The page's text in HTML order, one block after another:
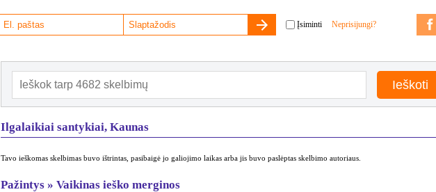
Įsiminti Neprisijungi?
Ilgalaikiai santykiai, Kaunas
Tavo ieškomas skelbimas buvo ištrintas, pasibaigė jo galiojimo laikas arba jis buvo paslėptas skelbimo autoriaus.
Pažintys » Vaikinas ieško merginos